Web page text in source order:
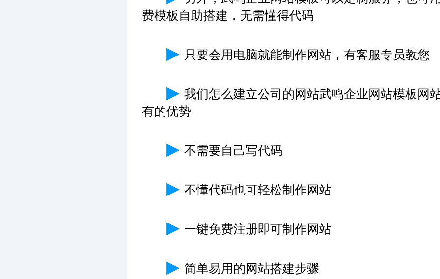
费模板自助搭建，无需懂得代码
▶ 只要会用电脑就能制作网站，有客服专员教您
▶ 我们怎么建立公司的网站武鸣企业网站模板网
有的优势
▶ 不需要自己写代码
▶ 不懂代码也可轻松制作网站
▶ 一键免费注册即可制作网站
▶ 简单易用的网站搭建步骤